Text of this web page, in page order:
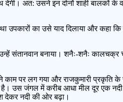
देगी। अत: उसने इन दोनों शाही बालकों के
उपकारों का उसे याद दिलाया और कहा
संतानवान बनाया। शनैः-शनैः कालचक्र
पर लग गया और राजकुमारी प्रकृति के
उस जंगल में करीब आधा मील दूर एक
देकर नदी की ओर बढ़ा।